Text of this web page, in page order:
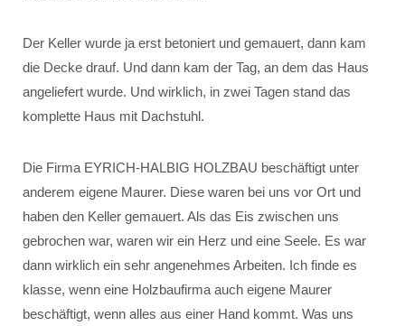
Der Keller wurde ja erst betoniert und gemauert, dann kam
die Decke drauf. Und dann kam der Tag, an dem das Haus
angeliefert wurde. Und wirklich, in zwei Tagen stand das
komplette Haus mit Dachstuhl.
Die Firma EYRICH-HALBIG HOLZBAU beschäftigt unter
anderem eigene Maurer. Diese waren bei uns vor Ort und
haben den Keller gemauert. Als das Eis zwischen uns
gebrochen war, waren wir ein Herz und eine Seele. Es war
dann wirklich ein sehr angenehmes Arbeiten. Ich finde es
klasse, wenn eine Holzbaufirma auch eigene Maurer
beschäftigt, wenn alles aus einer Hand kommt. Was uns